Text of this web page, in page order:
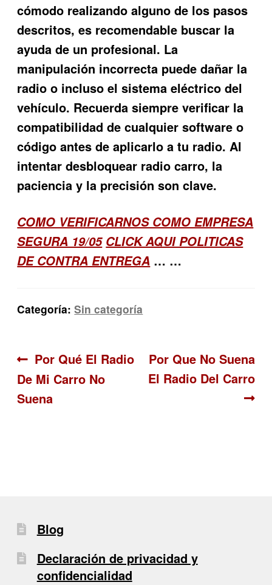
cómodo realizando alguno de los pasos
descritos, es recomendable buscar la
ayuda de un profesional. La
manipulación incorrecta puede dañar la
radio o incluso el sistema eléctrico del
vehículo. Recuerda siempre verificar la
compatibilidad de cualquier software o
código antes de aplicarlo a tu radio. Al
intentar desbloquear radio carro, la
paciencia y la precisión son clave.
COMO VERIFICARNOS COMO EMPRESA
SEGURA 19/05 CLICK AQUI POLITICAS
DE CONTRA ENTREGA … …
Categoría:Sin categoría
Navegación
de
Anterior:
Por Qué El Radio
De Mi Carro No
Suena
Siguiente:
Por Que No Suena
El Radio Del Carro
Blog
Declaración de privacidad y
confidencialidad